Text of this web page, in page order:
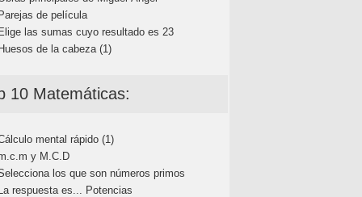
de película
las sumas cuyo resultado es 23
de la cabeza (1)
10 Matemáticas:
mental rápido (1)
y M.C.D
los que son números primos
respuesta es... Potencias